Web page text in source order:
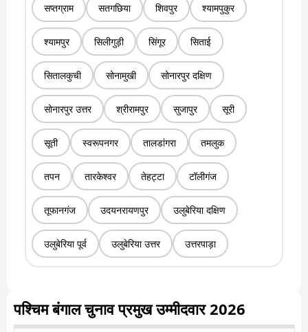
सप्तग्राम सतगछिया शिवपुर श्यामपुकुर
श्यामपुर सिलीगुड़ी सिंगूर सिताई
सितालकुची सोनामुखी सोनारपुर दक्षिण
सोनारपुर उत्तर श्रीरामपुर सुजापुर सूरी
सूती स्वरूपनगर तालडांगरा तमलुक
तपन तारकेश्वर तेहट्टा टॉलीगंज
तूफानगंज उदयनरायणपुर उलुबेरिया दक्षिण
उलुबेरिया पूर्व उलुबेरिया उत्तर उत्तरपाड़ा
पश्चिम बंगाल चुनाव प्रमुख उम्मीदवार 2026